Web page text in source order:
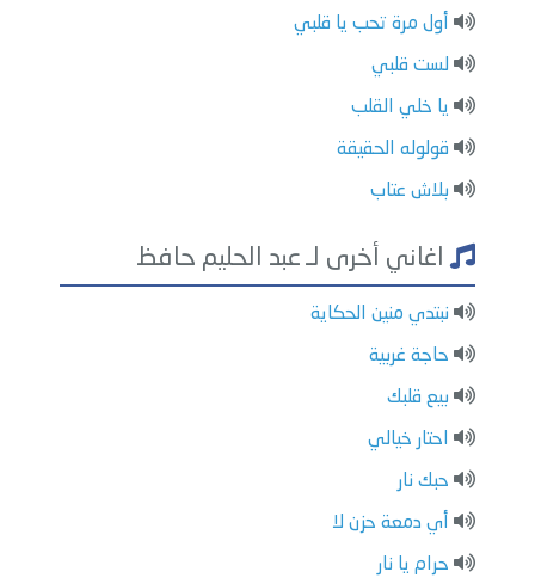
أول مرة تحب يا قلبي
لست قلبي
يا خلي القلب
قولوله الحقيقة
بلاش عتاب
اغاني أخرى لـ عبد الحليم حافظ
نبتدي منين الحكاية
حاجة غربية
بيع قلبك
احتار خيالي
حبك نار
أي دمعة حزن لا
حرام يا نار